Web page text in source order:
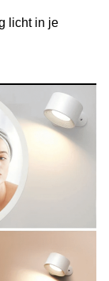
licht in je